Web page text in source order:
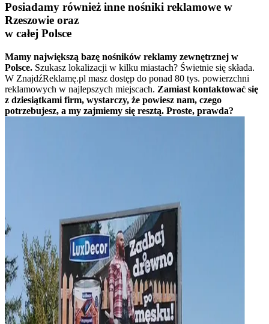
Posiadamy również inne nośniki reklamowe w
Rzeszowie oraz
w całej Polsce
Mamy największą bazę nośników reklamy zewnętrznej w
Polsce. Szukasz lokalizacji w kilku miastach? Świetnie się składa.
W ZnajdźReklamę.pl masz dostęp do ponad 80 tys. powierzchni
reklamowych w najlepszych miejscach. Zamiast kontaktować się
z dziesiątkami firm, wystarczy, że powiesz nam, czego
potrzebujesz, a my zajmiemy się resztą. Proste, prawda?